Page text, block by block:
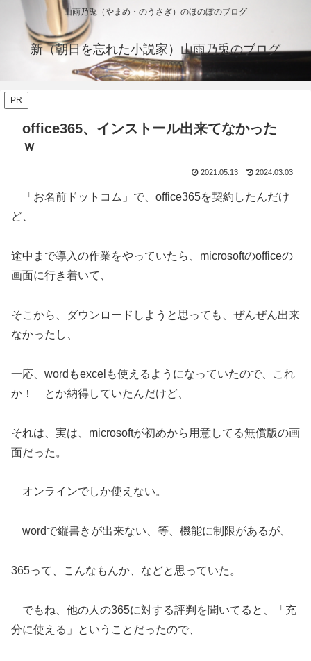
山雨乃兎（やまめ・のうさぎ）のほのぼのブログ
新（朝日を忘れた小説家）山雨乃兎のブログ
PR
office365、インストール出来てなかった
ｗ
2021.05.13 2024.03.03
「お名前ドットコム」で、office365を契約したんだけ
ど、
途中まで導入の作業をやっていたら、microsoftのofficeの
画面に行き着いて、
そこから、ダウンロードしようと思っても、ぜんぜん出来
なかったし、
一応、wordもexcelも使えるようになっていたので、これ
か！ とか納得していたんだけど、
それは、実は、microsoftが初めから用意してる無償版の画
面だった。
オンラインでしか使えない。
wordで縦書きが出来ない、等、機能に制限があるが、
365って、こんなもんか、などと思っていた。
でもね、他の人の365に対する評判を聞いてると、「充
分に使える」ということだったので、